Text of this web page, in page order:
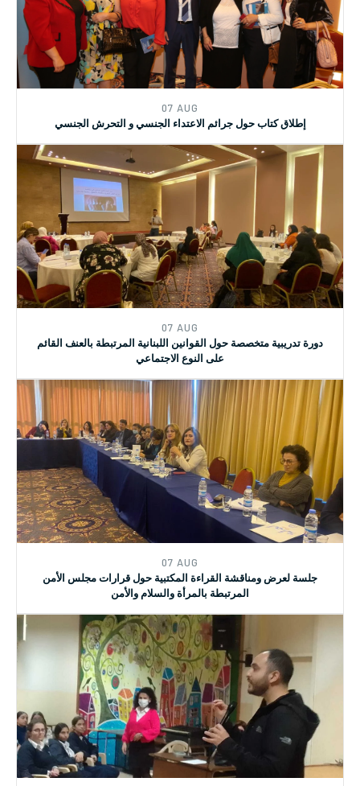
15 JUL
الدورة التدريبية بالتعاون مع نقابة الاختصاصيين في العمل الاجتماعي
07 AUG
إطلاق كتاب حول جرائم الاعتداء الجنسي و التحرش الجنسي
07 AUG
دورة تدريبية متخصصة حول القوانين اللبنانية المرتبطة بالعنف القائم
على النوع الاجتماعي
07 AUG
جلسة لعرض ومناقشة القراءة المكتبية حول قرارات مجلس الأمن
المرتبطة بالمرأة والسلام والأمن